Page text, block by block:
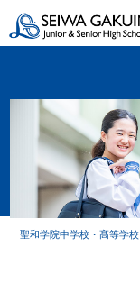
聖和学院中学校・髙等学校